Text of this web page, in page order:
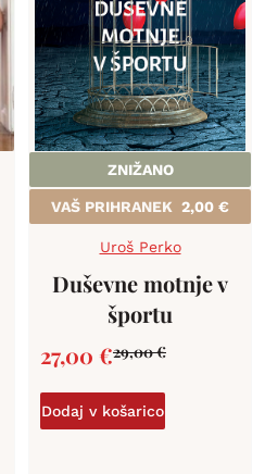
ZNIŽANO
VAŠ PRIHRANEK 2,00 €
Uroš Perko
Duševne motnje v
športu
29,00€
27,00 €
Dodaj v košarico